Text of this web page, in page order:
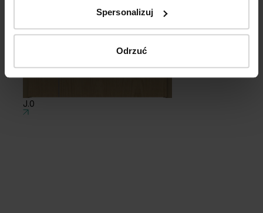
Spersonalizuj
Odrzuć
Dąb Biały Czarny
J.0